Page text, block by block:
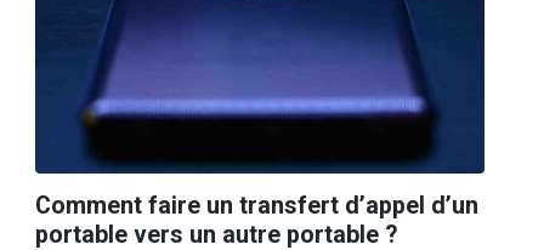
Comment faire un transfert d’appel d’un
portable vers un autre portable ?